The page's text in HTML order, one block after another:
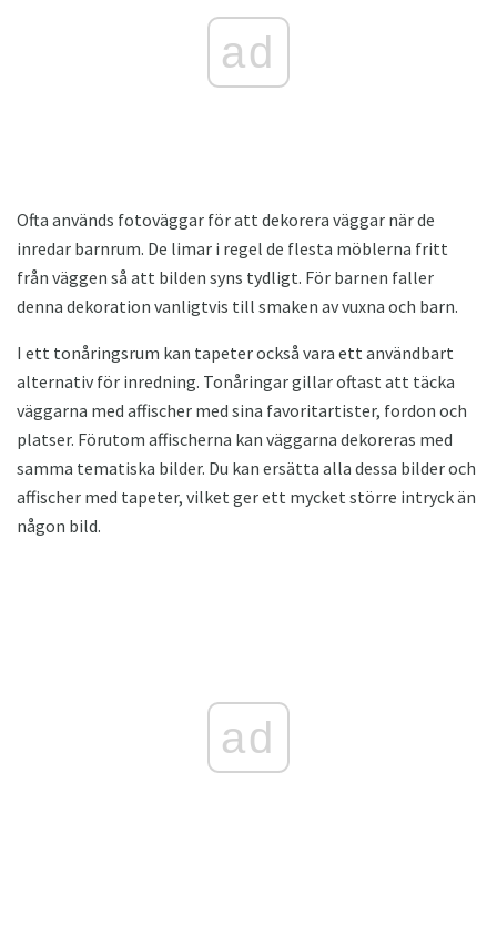
ad
Ofta används fotoväggar för att dekorera väggar när de
inredar barnrum. De limar i regel de flesta möblerna fritt
från väggen så att bilden syns tydligt. För barnen faller
denna dekoration vanligtvis till smaken av vuxna och barn.
I ett tonåringsrum kan tapeter också vara ett användbart
alternativ för inredning. Tonåringar gillar oftast att täcka
väggarna med affischer med sina favoritartister, fordon och
platser. Förutom affischerna kan väggarna dekoreras med
samma tematiska bilder. Du kan ersätta alla dessa bilder och
affischer med tapeter, vilket ger ett mycket större intryck än
någon bild.
ad